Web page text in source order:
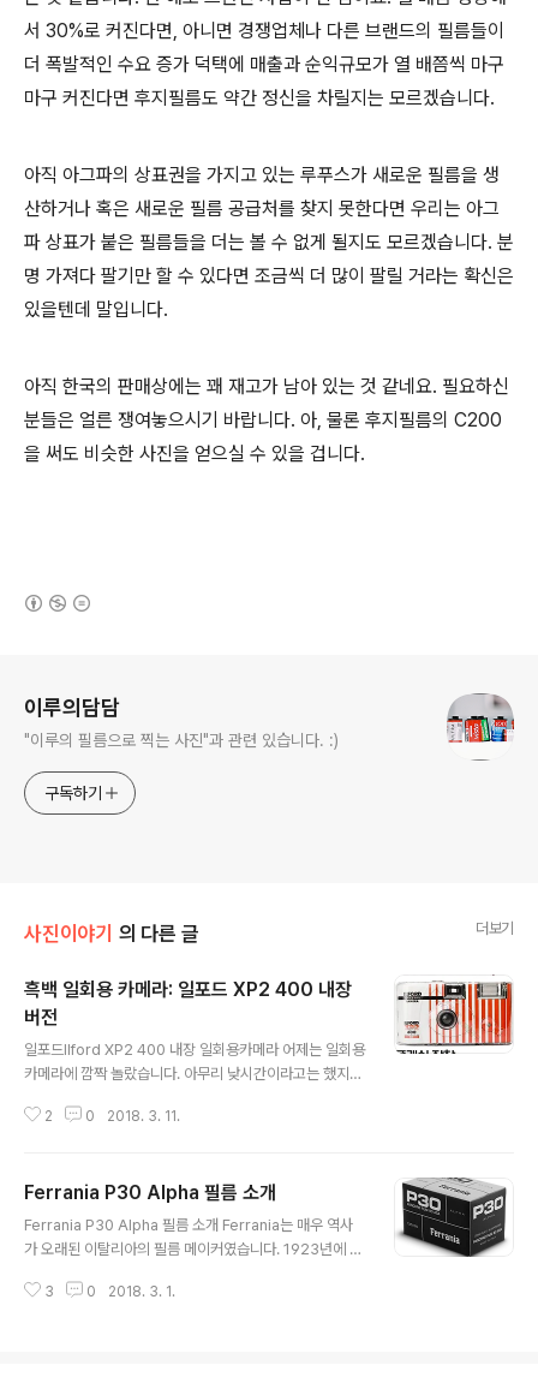
서 30%로 커진다면, 아니면 경쟁업체나 다른 브랜드의 필름들이
더 폭발적인 수요 증가 덕택에 매출과 순익규모가 열 배쯤씩 마구
마구 커진다면 후지필름도 약간 정신을 차릴지는 모르겠습니다.
아직 아그파의 상표권을 가지고 있는 루푸스가 새로운 필름을 생
산하거나 혹은 새로운 필름 공급처를 찾지 못한다면 우리는 아그
파 상표가 붙은 필름들을 더는 볼 수 없게 될지도 모르겠습니다. 분
명 가져다 팔기만 할 수 있다면 조금씩 더 많이 팔릴 거라는 확신은
있을텐데 말입니다.
아직 한국의 판매상에는 꽤 재고가 남아 있는 것 같네요. 필요하신
분들은 얼른 쟁여놓으시기 바랍니다. 아, 물론 후지필름의 C200
을 써도 비슷한 사진을 얻으실 수 있을 겁니다.
이루의담담
"이루의 필름으로 찍는 사진"과 관련 있습니다. :)
구독하기
사진이야기 의 다른 글 더보기
흑백 일회용 카메라: 일포드 XP2 400 내장
버전
일포드Ilford XP2 400 내장 일회용카메라 어제는 일회용
카메라에 깜짝 놀랐습니다. 아무리 낮시간이라고는 했지
만, 물경 열 개가 넘는 카메라에서 단 한 컷도 노출이 부족
메라들은 영어로는 'film with camera'라고 쓰여져 있곤
합니다. 필름값과 카메라값, 그리고 들어 있는 배터리값을
다 포함한 가격으로 팔리는 셈입니다. 그러니 카메라가 매
류도 그렇지만 대개의 일회용 카메라들의 광학부는 1군 1
2 0 2018. 3. 11.
Ferrania P30 Alpha 필름 소개
Ferrania P30 Alpha 필름 소개 Ferrania는 매우 역사
가 오래된 이탈리아의 필름 메이커였습니다. 1923년에 설
아왔습니다. 아마도 예전에 필름을 써본 분들이라면 혹시
3 0 2018. 3. 1.